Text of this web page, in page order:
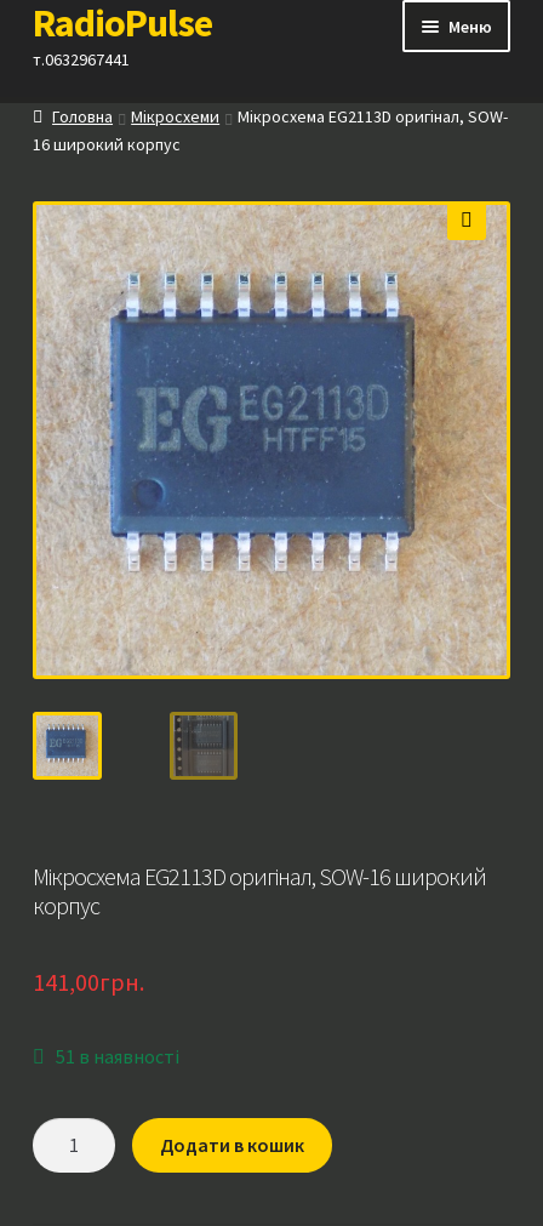
Перейти
до
Перейти
до
RadioPulse
т.0632967441
Меню
Каталог
Контакти
Прайс
Посилання
Головна Мікросхеми
Мікросхема EG2113D оригінал, SOW-
16 широкий корпус
🔍
Мікросхема EG2113D оригінал, SOW-16 широкий
корпус
141,00грн.
51 в наявності
Мікросхема
EG2113D
Додати в кошик